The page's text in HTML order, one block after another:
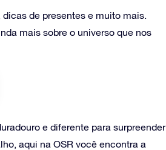
de presentes e muito mais.
mais sobre o universo que nos
e diferente para surpreender
aqui na OSR você encontra a